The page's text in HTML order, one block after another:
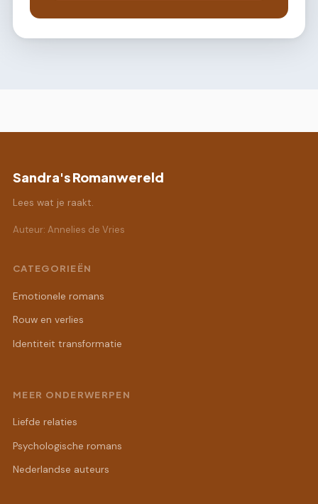
Sandra's Romanwereld
Lees wat je raakt.
Auteur: Annelies de Vries
CATEGORIEËN
Emotionele romans
Rouw en verlies
Identiteit transformatie
MEER ONDERWERPEN
Liefde relaties
Psychologische romans
Nederlandse auteurs